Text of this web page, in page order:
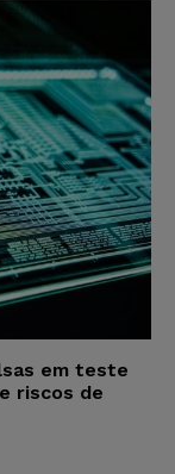
em teste
riscos de